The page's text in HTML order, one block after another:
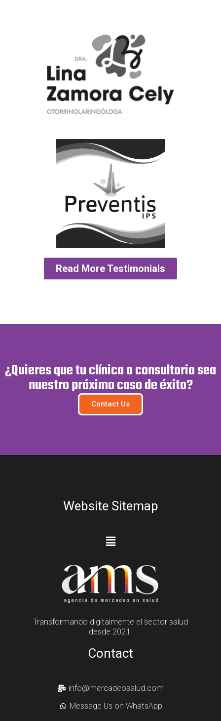
ENT Specialist
Muy eficientes con su trabajo, entregas puntuales, y lo más
importante, el resultado es lo que esperaba. Muchas gracias.
Healthcare Provider
Mi experiencia se describe como: Alto grado de conocimiento
en el área, organización, cumplimiento, coordinación de
áreas. Tranquilidad y resultados de gran satisfacción.
Read More Testimonials
¿Quieres que tu clínica o consultorio sea
nuestro próximo caso de éxito?
Contact Us
Website Sitemap
Transformando digitalmente el sector salud
desde 2021.
Contact
info@mercadeosalud.com
Message Us on WhatsApp